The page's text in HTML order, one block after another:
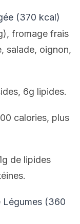
(370 kcal)
fromage frais
salade, oignon,
6g lipides.
calories, plus
de lipides
Légumes (360